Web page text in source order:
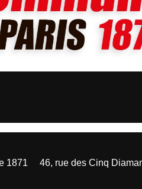
1871 46, rue des Cinq